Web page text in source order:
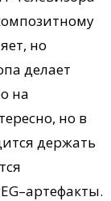
но
делает
на
но в
держать